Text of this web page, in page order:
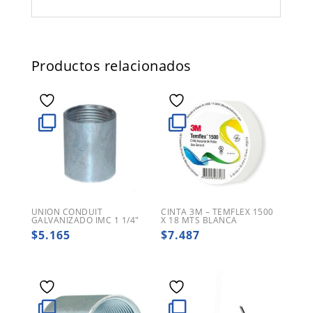
Productos relacionados
UNION CONDUIT
GALVANIZADO IMC 1 1/4″
$5.165
CINTA 3M – TEMFLEX 1500
X 18 MTS BLANCA
$7.487